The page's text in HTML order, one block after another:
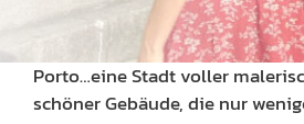
Porto…eine Stadt voller
schöner Gebäude, die nur